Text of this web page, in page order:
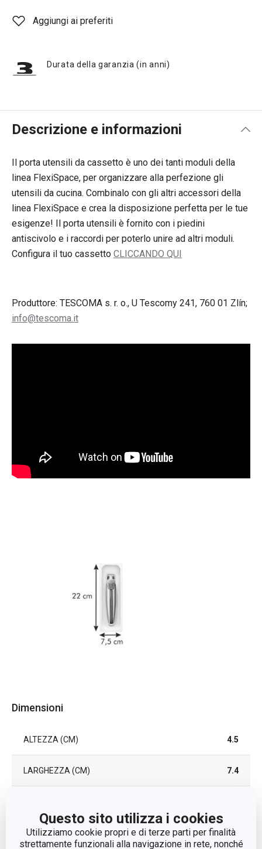
Questo sito utilizza i cookies
Utilizziamo cookie propri e di terze parti per finalità
strettamente funzionali alla navigazione in rete, nonché
Aggiungi ai preferiti
Durata della garanzia (in anni)
Descrizione e informazioni
Il porta utensili da cassetto è uno dei tanti moduli della
linea FlexiSpace, per organizzare alla perfezione gli
utensili da cucina. Combinalo con gli altri accessori della
linea FlexiSpace e crea la disposizione perfetta per le tue
esigenze! Il porta utensili è fornito con i piedini
antiscivolo e i raccordi per poterlo unire ad altri moduli.
Configura il tuo cassetto CLICCANDO QUI
Produttore: TESCOMA s. r. o., U Tescomy 241, 760 01 Zlín;
info@tescoma.it
Dimensioni
ALTEZZA (CM) 4.5
LARGHEZZA (CM) 7.4
Altri parametri